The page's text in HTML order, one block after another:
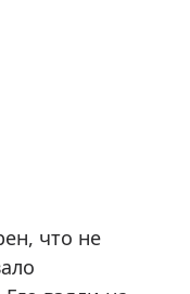
что не